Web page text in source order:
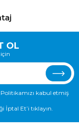
OL
kabul etmiş
İptal Et’i tıklayın.